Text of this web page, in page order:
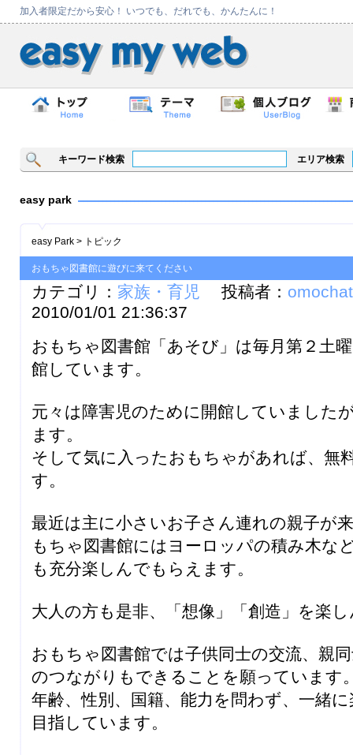
加入者限定だから安心！ いつでも、だれでも、かんたんに！
キーワード検索 エリア検索
easy park
easy Park > トピック
おもちゃ図書館に遊びに来てください
カテゴリ： 家族・育児 投稿者：
2010/01/01 21:36:37
おもちゃ図書館「あそび」は毎月第２土
館しています。
元々は障害児のために開館していました
ます。
そして気に入ったおもちゃがあれば、無
す。
最近は主に小さいお子さん連れの親子が
もちゃ図書館にはヨーロッパの積み木な
も充分楽しんでもらえます。
大人の方も是非、「想像」「創造」を楽
おもちゃ図書館では子供同士の交流、親
のつながりもできることを願っています
年齢、性別、国籍、能力を問わず、一緒
目指しています。